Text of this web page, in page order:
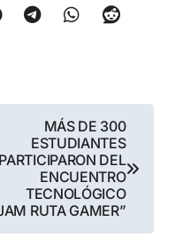
MÁS DE 300
ESTUDIANTES
PARTICIPARON DEL
ENCUENTRO
TECNOLÓGICO
RUTA GAMER”